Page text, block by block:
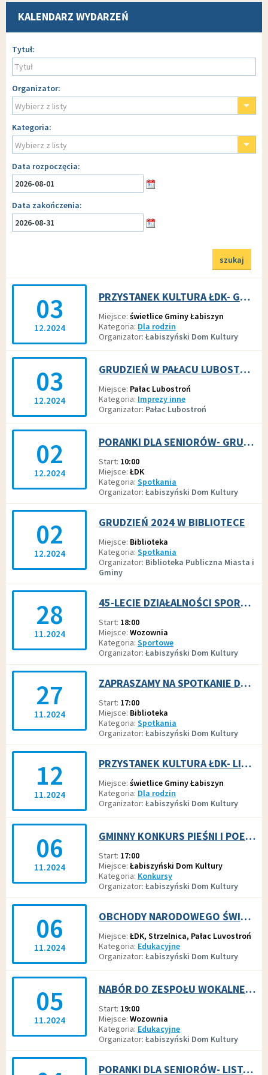
KALENDARZ WYDARZEŃ
Wyszukiwarka
Tytuł
Organizator
Wybierz z listy
Kategoria
Wybierz z listy
Data rozpoczęcia
Data zakończenia
03
12.2024
PRZYSTANEK KULTURA ŁDK- GRUDZIEŃ 2024
Miejsce świetlice Gminy Łabiszyn
Kategoria Dla rodzin
Organizator Łabiszyński Dom Kultury
03
12.2024
GRUDZIEŃ W PAŁACU LUBOSTROŃ
Miejsce Pałac Lubostroń
Kategoria Imprezy inne
Organizator Pałac Lubostroń
02
12.2024
PORANKI DLA SENIORÓW- GRUDZIEŃ 2024
Start 10:00
Miejsce ŁDK
Kategoria Spotkania
Organizator Łabiszyński Dom Kultury
02
12.2024
GRUDZIEŃ 2024 W BIBLIOTECE
Miejsce Biblioteka
Kategoria Spotkania
Organizator Biblioteka Publiczna Miasta i
Gminy
28
11.2024
45-LECIE DZIAŁALNOŚCI SPORTOWEJ EUGENIUSZA RZYMYSZKIEWICZA
Start 18:00
Miejsce Wozownia
Kategoria Sportowe
Organizator Łabiszyński Dom Kultury
27
11.2024
ZAPRASZAMY NA SPOTKANIE DO BIBLIOTEKI, 27 LISTOPADA O GODZ. 17.00!
Start 17:00
Miejsce Biblioteka
Kategoria Spotkania
Organizator Łabiszyński Dom Kultury
12
11.2024
PRZYSTANEK KULTURA ŁDK- LISTOPAD 2024
Miejsce świetlice Gminy Łabiszyn
Kategoria Dla rodzin
Organizator Łabiszyński Dom Kultury
06
11.2024
GMINNY KONKURS PIEŚNI I POEZJI PATRIOTYCZNEJ "PRO PATRIA"
Start 17:00
Miejsce Łabiszyński Dom Kultury
Kategoria Konkursy
Organizator Łabiszyński Dom Kultury
06
11.2024
OBCHODY NARODOWEGO ŚWIĘTA NIEPODLEGŁOŚCI
Miejsce ŁDK, Strzelnica, Pałac Luvostroń
Kategoria Edukacyjne
Organizator Łabiszyński Dom Kultury
05
11.2024
NABÓR DO ZESPOŁU WOKALNEGO DOROSŁYCH
Start 19:00
Miejsce Wozownia
Kategoria Edukacyjne
Organizator Łabiszyński Dom Kultury
PORANKI DLA SENIORÓW- LISTOPAD 2024